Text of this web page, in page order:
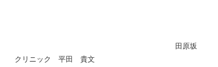
田原坂
クリニック 平田 貴文